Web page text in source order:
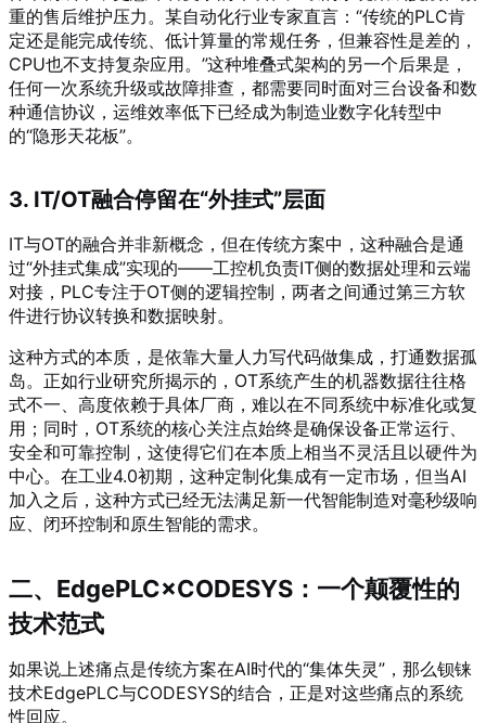
重的售后维护压力。某自动化行业专家直言：“传统的PLC肯
定还是能完成传统、低计算量的常规任务，但兼容性是差的，
CPU也不支持复杂应用。”这种堆叠式架构的另一个后果是，
任何一次系统升级或故障排查，都需要同时面对三台设备和数
种通信协议，运维效率低下已经成为制造业数字化转型中
的“隐形天花板”。
3. IT/OT融合停留在“外挂式”层面
IT与OT的融合并非新概念，但在传统方案中，这种融合是通
过“外挂式集成”实现的——工控机负责IT侧的数据处理和云端
对接，PLC专注于OT侧的逻辑控制，两者之间通过第三方软
件进行协议转换和数据映射。
这种方式的本质，是依靠大量人力写代码做集成，打通数据孤
岛。正如行业研究所揭示的，OT系统产生的机器数据往往格
式不一、高度依赖于具体厂商，难以在不同系统中标准化或复
用；同时，OT系统的核心关注点始终是确保设备正常运行、
安全和可靠控制，这使得它们在本质上相当不灵活且以硬件为
中心。在工业4.0初期，这种定制化集成有一定市场，但当AI
加入之后，这种方式已经无法满足新一代智能制造对毫秒级响
应、闭环控制和原生智能的需求。
二、EdgePLC×CODESYS：一个颠覆性的
技术范式
如果说上述痛点是传统方案在AI时代的“集体失灵”，那么钡铼
技术EdgePLC与CODESYS的结合，正是对这些痛点的系统
性回应。